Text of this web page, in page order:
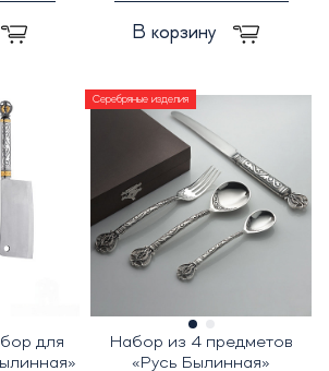
В корзину
для
Набор из 4 предметов
«Русь Былинная»
Серебряные изделия